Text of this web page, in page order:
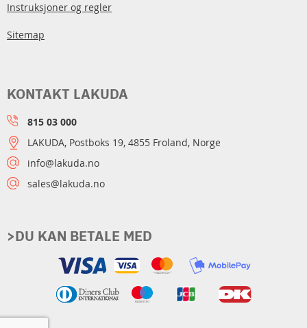
Instruksjoner og regler
Sitemap
>DU KAN BETALE MED
KONTAKT LAKUDA
815 03 000
LAKUDA, Postboks 19, 4855 Froland, Norge
info@lakuda.no
sales@lakuda.no